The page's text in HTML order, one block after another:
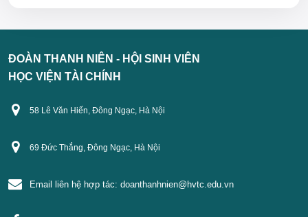
ĐOÀN THANH NIÊN - HỘI SINH VIÊN
HỌC VIỆN TÀI CHÍNH
58 Lê Văn Hiến, Đông Ngạc, Hà Nội
69 Đức Thắng, Đông Ngạc, Hà Nội
Email liên hệ hợp tác: doanthanhnien@hvtc.edu.vn